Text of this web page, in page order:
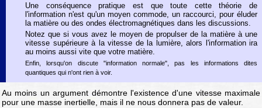
Une conséquence pratique est que toute cette théorie de
l'information n'est qu'un moyen commode, un raccourci, pour éluder
la matière ou des ondes électromagnétiques dans les discussions.
Notez que si vous avez le moyen de propulser de la matière à une
vitesse supérieure à la vitesse de la lumière, alors l'information ira
au moins aussi vite que votre matière.
Enfin, lorsqu'on discute "information normale", pas les informations dites
quantiques qui n'ont rien à voir.
Au moins un argument démontre l'existence d'une vitesse maximale
pour une masse inertielle, mais il ne nous donnera pas de valeur.